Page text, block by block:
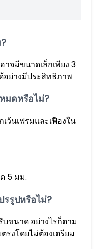
าจมีขนาดเล็กเพียง 3
อย่างมีประสิทธิภาพ
มดหรือไม่?
ว้นเฟรมและเฟืองใน
5 มม.
รรูปหรือไม่?
ขนาด อย่างไรก็ตาม
รงโดยไม่ต้องเตรียม